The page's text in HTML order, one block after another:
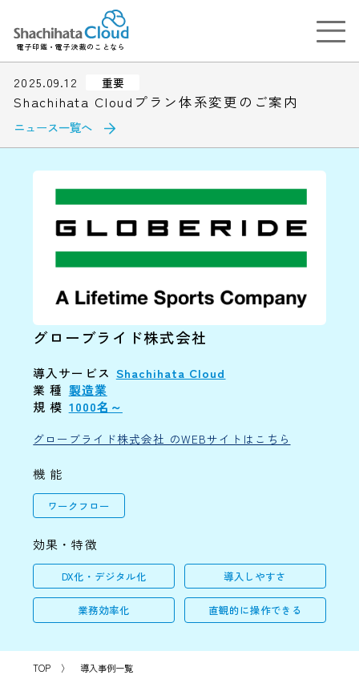
電子印鑑・電子決裁のことなら
2025.09.12 重要
Shachihata Cloudプラン体系変更のご案内
ニュース一覧へ
グローブライド株式会社
導入サービス Shachihata Cloud
業 種 製造業
規 模 1000名～
グローブライド株式会社 のWEBサイトはこちら
機 能
ワークフロー
効果・特徴
DX化・デジタル化 導入しやすさ
業務効率化 直観的に操作できる
TOP 〉 導入事例一覧